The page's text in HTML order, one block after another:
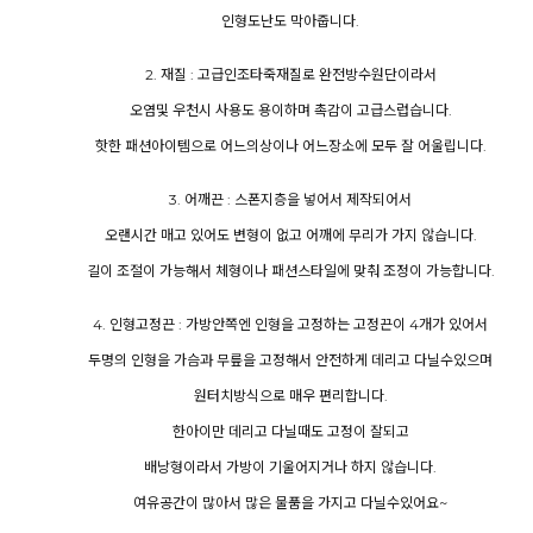
인형도난도 막아줍니다.
2. 재질 : 고급인조타죽재질로 완전방수원단이라서
오염및 우천시 사용도 용이하며 촉감이 고급스럽습니다.
핫한 패션아이템으로 어느의상이나 어느장소에 모두 잘 어울립니다.
3. 어깨끈 : 스폰지층을 넣어서 제작되어서
오랜시간 매고 있어도 변형이 없고 어깨에 무리가 가지 않습니다.
길이 조절이 가능해서 체형이나 패션스타일에 맞춰 조정이 가능합니다.
4. 인형고정끈 : 가방안쪽엔 인형을 고정하는 고정끈이 4개가 있어서
두명의 인형을 가슴과 무릎을 고정해서 안전하게 데리고 다닐수있으며
원터치방식으로 매우 편리합니다.
한아이만 데리고 다닐때도 고정이 잘되고
배낭형이라서 가방이 기울어지거나 하지 않습니다.
여유공간이 많아서 많은 물품을 가지고 다닐수있어요~